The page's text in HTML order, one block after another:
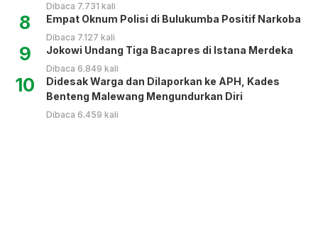
Dibaca 7.731 kali
8 Empat Oknum Polisi di Bulukumba Positif Narkoba
Dibaca 7.127 kali
9 Jokowi Undang Tiga Bacapres di Istana Merdeka
Dibaca 6.849 kali
10
Didesak Warga dan Dilaporkan ke APH, Kades
Benteng Malewang Mengundurkan Diri
Dibaca 6.459 kali